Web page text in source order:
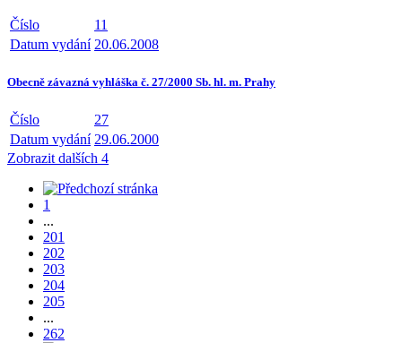
Číslo
11
Datum vydání 20.06.2008
Obecně závazná vyhláška č. 27/2000 Sb. hl. m. Prahy
Číslo
27
Datum vydání 29.06.2000
Zobrazit dalších 4
1
...
201
202
203
204
205
...
262